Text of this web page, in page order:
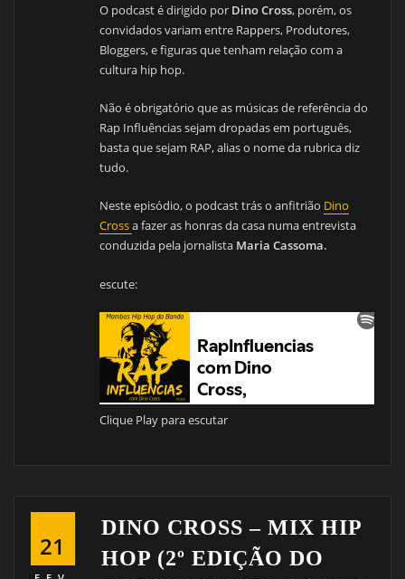
O podcast é dirigido por Dino Cross, porém, os
convidados variam entre Rappers, Produtores,
Bloggers, e figuras que tenham relação com a
cultura hip hop.
Não é obrigatório que as músicas de referência do
Rap Influências sejam dropadas em português,
basta que sejam RAP, alias o nome da rubrica diz
tudo.
Neste episódio, o podcast trás o anfitrião Dino
Crossa fazer as honras da casa numa entrevista
conduzida pela jornalista Maria Cassoma.
escute:
Clique Play para escutar
21
DINO CROSS – MIX HIP
HOP (2º EDIÇÃO DO